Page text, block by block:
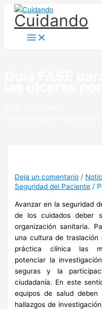
contenido
Cuidando
Deja un comentario /
Seguridad del Paciente /
Avanzar en la seguridad
de los cuidados deber
organización sanitaria.
una cultura de traslación
práctica clínica las
potenciar la
seguras y la
ciudadanía. En este
equipos de salud
hallazgos de